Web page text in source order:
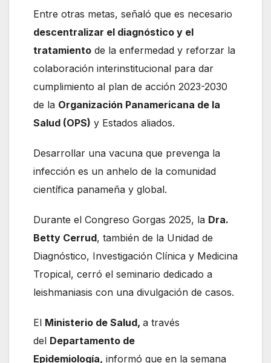
Entre otras metas, señaló que es necesario
descentralizar el diagnóstico y el
tratamiento de la enfermedad y reforzar la
colaboración interinstitucional para dar
cumplimiento al plan de acción 2023-2030
de la Organización Panamericana de la
Salud (OPS) y Estados aliados.
Desarrollar una vacuna que prevenga la
infección es un anhelo de la comunidad
científica panameña y global.
Durante el Congreso Gorgas 2025, la Dra.
Betty Cerrud, también de la Unidad de
Diagnóstico, Investigación Clínica y Medicina
Tropical, cerró el seminario dedicado a
leishmaniasis con una divulgación de casos.
El Ministerio de Salud, a través
del Departamento de
Epidemiología, informó que en la semana